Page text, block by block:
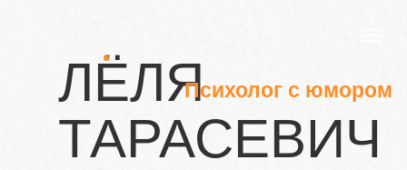
ЛЁЛЯ
ТАРАСЕВИЧ
Психолог с юмором